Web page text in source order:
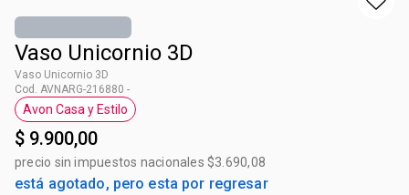
Vaso Unicornio 3D
Vaso Unicornio 3D
Cod. AVNARG-216880 -
Etiqueta Avon Casa y Estilo
Avon Casa y Estilo
$ 9.900,00
precio sin impuestos nacionales $3.690,08
está agotado, pero esta por regresar